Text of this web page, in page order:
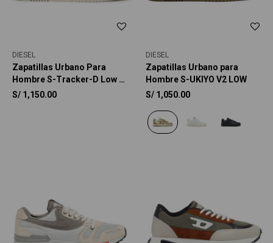
DIESEL
Zapatillas Urbano Para
Hombre S-Tracker-D Low -
Multicolor
S/ 1,150.00
DIESEL
Zapatillas Urbano para
Hombre S-UKIYO V2 LOW
S/ 1,050.00